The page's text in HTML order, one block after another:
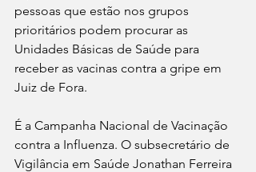
pessoas que estão nos grupos
prioritários podem procurar as
Unidades Básicas de Saúde para
receber as vacinas contra a gripe em
Juiz de Fora.
É a Campanha Nacional de Vacinação
contra a Influenza. O subsecretário de
Vigilância em Saúde Jonathan Ferreira